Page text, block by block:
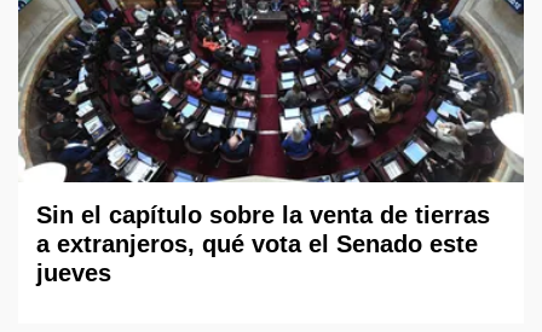
Sin el capítulo sobre la venta de tierras
a extranjeros, qué vota el Senado este
jueves